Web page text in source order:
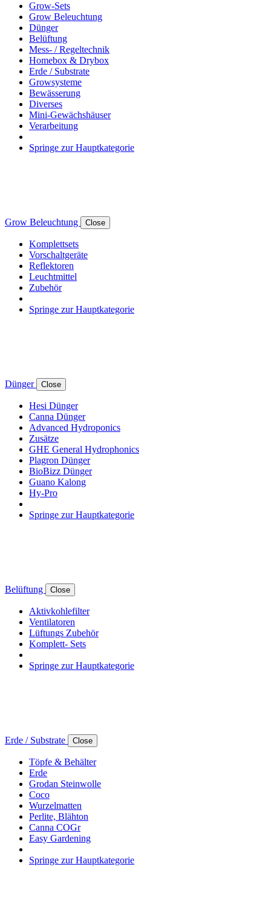
Grow-Sets
Grow Beleuchtung
Dünger
Belüftung
Mess- / Regeltechnik
Homebox & Drybox
Erde / Substrate
Growsysteme
Bewässerung
Diverses
Mini-Gewächshäuser
Verarbeitung
Springe zur Hauptkategorie
Grow Beleuchtung Close
Komplettsets
Vorschaltgeräte
Reflektoren
Leuchtmittel
Zubehör
Springe zur Hauptkategorie
Dünger Close
Hesi Dünger
Canna Dünger
Advanced Hydroponics
Zusätze
GHE General Hydrophonics
Plagron Dünger
BioBizz Dünger
Guano Kalong
Hy-Pro
Springe zur Hauptkategorie
Belüftung Close
Aktivkohlefilter
Ventilatoren
Lüftungs Zubehör
Komplett- Sets
Springe zur Hauptkategorie
Erde / Substrate Close
Töpfe & Behälter
Erde
Grodan Steinwolle
Coco
Wurzelmatten
Perlite, Blähton
Canna COGr
Easy Gardening
Springe zur Hauptkategorie